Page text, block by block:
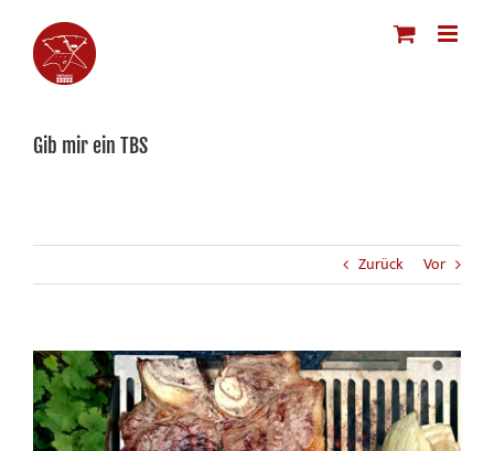
Inhalt
springen
Gib mir ein TBS
Zurück Vor
Zeige
grösseres
Bild